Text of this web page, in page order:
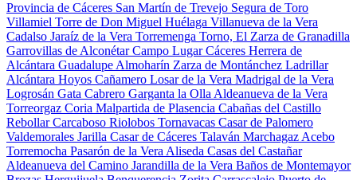
Provincia de Cáceres San Martín de Trevejo Segura de Toro
Villamiel Torre de Don Miguel Huélaga Villanueva de la Vera
Cadalso Jaraíz de la Vera Torremenga Torno, El Zarza de Granadilla
Garrovillas de AlconétarCampo LugarCáceres Herrera de
Alcántara Guadalupe Almoharín Zarza de Montánchez Ladrillar
Alcántara Hoyos Cañamero Losar de la Vera Madrigal de la Vera
Logrosán Gata Cabrero Garganta la Olla Aldeanueva de la Vera
Torreorgaz Coria Malpartida de Plasencia Cabañas del Castillo
RebollarCarcaboso Riolobos Tornavacas Casar de Palomero
Valdemorales Jarilla Casar de Cáceres Talaván Marchagaz Acebo
Torremocha Pasarón de la Vera Aliseda Casas del Castañar
Aldeanueva del Camino Jarandilla de la Vera Baños de Montemayor